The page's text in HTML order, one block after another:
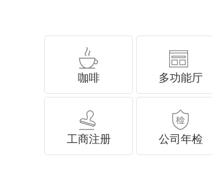
咖啡 多功能厅
工商注册 公司年检